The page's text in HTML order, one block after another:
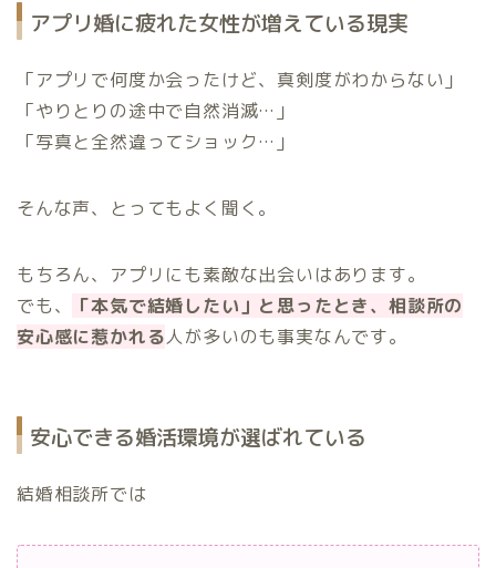
アプリ婚に疲れた女性が増えている現実
「アプリで何度か会ったけど、真剣度がわからない」
「やりとりの途中で自然消滅…」
「写真と全然違ってショック…」
そんな声、とってもよく聞く。
もちろん、アプリにも素敵な出会いはあります。
でも、
「本気で結婚したい」と思ったとき、相談所の
安心感に惹かれる人が多いのも事実なんです。
安心できる婚活環境が選ばれている
結婚相談所では